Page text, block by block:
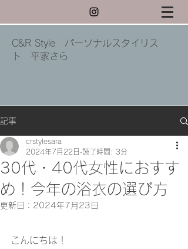
C&R Style パーソナルスタイリス
ト 平家さら
記事
30代・40代女性におすす
め！今年の浴衣の選び方
crstylesara
2024年7月22日 読了時間: 3分
更新日： 2024年7月23日
こんにちは！